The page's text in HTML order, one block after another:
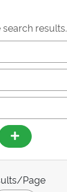
results.
Page